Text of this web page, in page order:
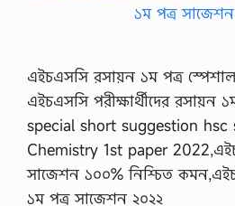
এইচএসসি রসায়ন ১ম পত্র
এইচএসসি পরীক্ষার্থীদের রসায়ন
special short suggestion hsc
Chemistry 1st paper
সাজেশন ১০০% নিশ্চিত
১ম পত্র সাজেশন ২০২২